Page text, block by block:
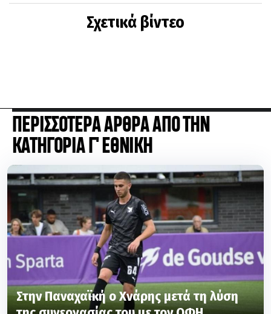
Σχετικά βίντεο
ΚΑΤΗΓΟΡΙΑ Γ' ΕΘΝΙΚΗ
Στην Παναχαϊκή ο Χνάρης μετά τη λύση
της συνεργασίας του με τον ΟΦΗ
Γ' ΕΘΝΙΚΗ 05.08.26 | 13:55